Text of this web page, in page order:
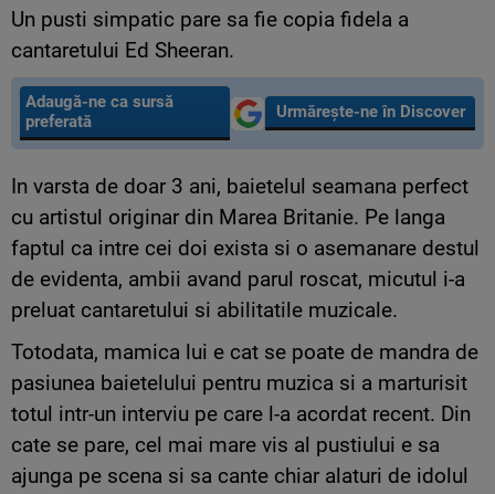
Un pusti simpatic pare sa fie copia fidela a
cantaretului Ed Sheeran.
Adaugă-ne ca sursă
preferată
Urmărește-ne în Discover
In varsta de doar 3 ani, baietelul seamana perfect
cu artistul originar din Marea Britanie. Pe langa
faptul ca intre cei doi exista si o asemanare destul
de evidenta, ambii avand parul roscat, micutul i-a
preluat cantaretului si abilitatile muzicale.
Totodata, mamica lui e cat se poate de mandra de
pasiunea baietelului pentru muzica si a marturisit
totul intr-un interviu pe care l-a acordat recent. Din
cate se pare, cel mai mare vis al pustiului e sa
ajunga pe scena si sa cante chiar alaturi de idolul